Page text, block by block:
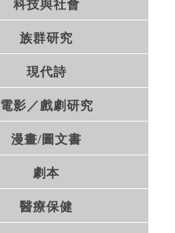
科技與社會
族群研究
現代詩
電影／戲劇研究
漫畫/圖文書
劇本
醫療保健